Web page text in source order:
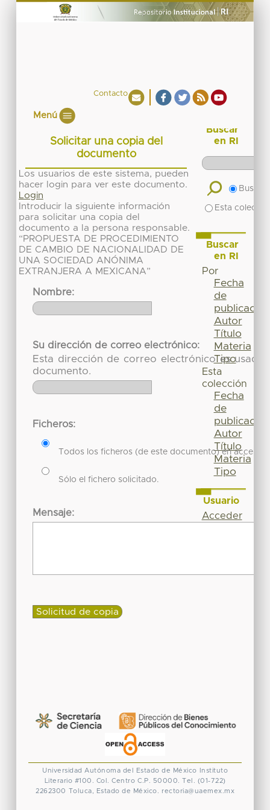
Contacto
Menú
Solicitar una copia del
documento
Los usuarios de este sistema, pueden
hacer login para ver este documento.
Login
Introducir la siguiente información
para solicitar una copia del
documento a la persona responsable.
“PROPUESTA DE PROCEDIMIENTO
DE CAMBIO DE NACIONALIDAD DE
UNA SOCIEDAD ANÓNIMA
EXTRANJERA A MEXICANA”
Nombre:
Su dirección de correo electrónico:
Esta dirección de correo electrónico es usada
documento.
Ficheros:
Todos los ficheros (de este documento) en acceso
Sólo el fichero solicitado.
Mensaje:
Buscar
en RI
Buscar
Esta
Buscar
en RI
Por
Fecha
de
publicación
Autor
Título
Materia
Tipo
Esta
colección
Fecha
de
publicación
Autor
Título
Materia
Tipo
Usuario
Acceder
Universidad Autónoma del Estado de México
Instituto
Literario #100. Col. Centro C.P. 50000. Tel. (01-722)
2262300 Toluca, Estado de México. rectoria@uaemex.mx